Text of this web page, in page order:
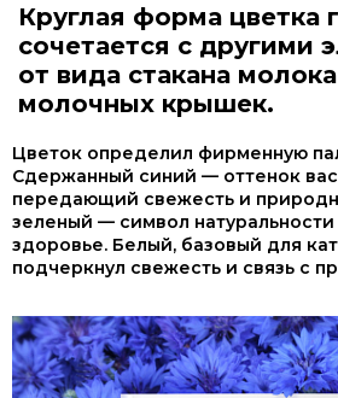
Круглая форма цветка
сочетается с другими
от вида стакана
молочных крышек.
Цветок определил фирменную
Сдержанный синий — оттенок
передающий свежесть и
зеленый — символ
здоровье. Белый, базовый для
подчеркнул свежесть и связь с